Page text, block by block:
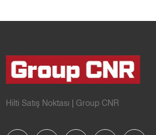
Hilti Satış Noktası | Group CNR